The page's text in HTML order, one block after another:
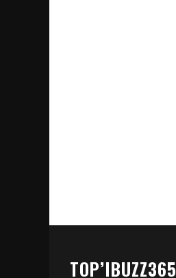
TOP’IBUZZ365